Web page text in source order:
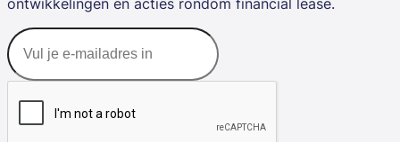
ontwikkelingen en acties rondom financial lease.